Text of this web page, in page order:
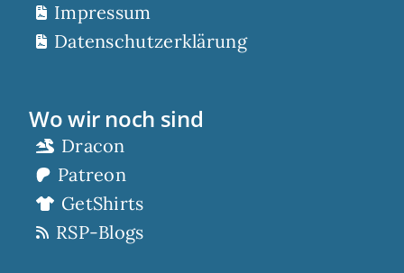
Impressum
Datenschutzerklärung
Wo wir noch sind
Dracon
Patreon
GetShirts
RSP-Blogs